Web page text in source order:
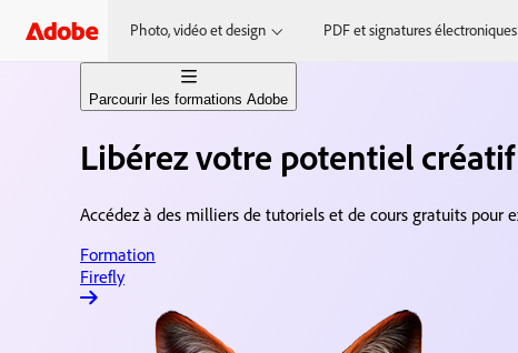
Photo, vidéo et design PDF et signatures électroniques
Parcourir les formations Adobe
Création de contenu d’IA générative
Libérez votre potentiel
Accédez à des milliers de tutoriels et de cours gratuits
Formation
Firefly